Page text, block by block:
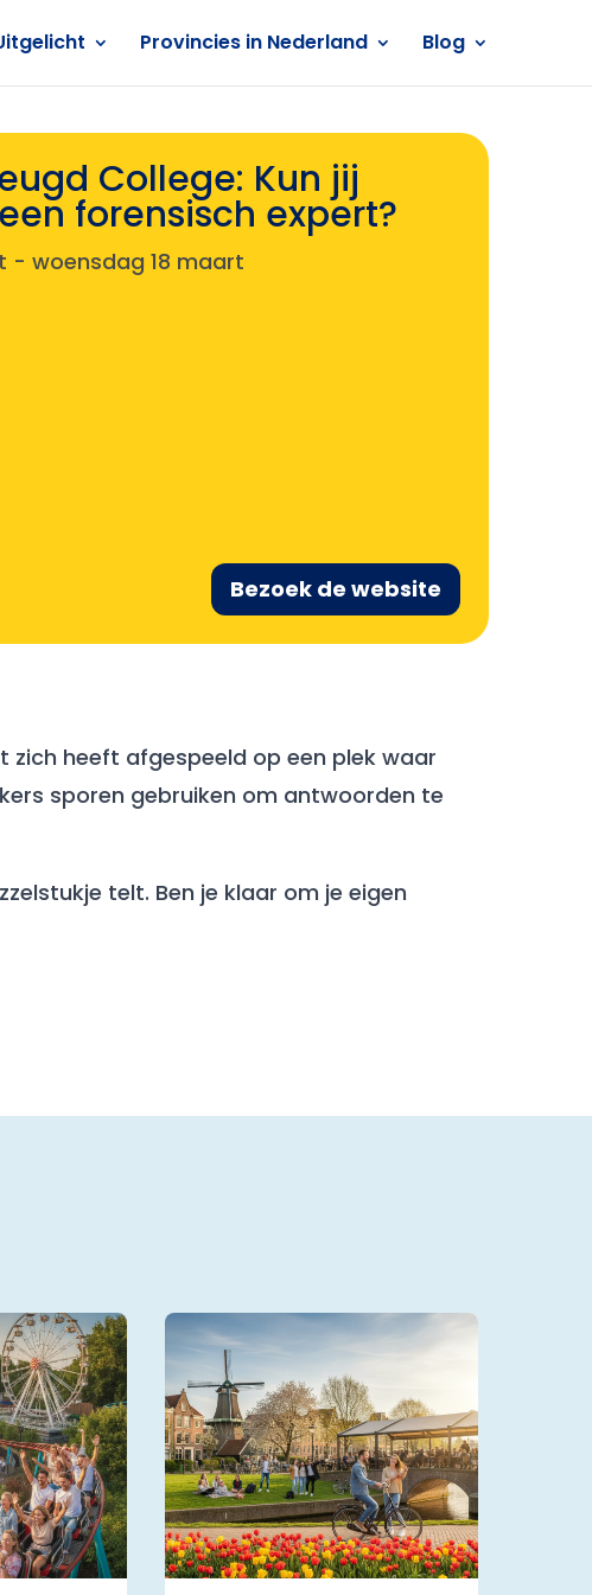
Provincies in Nederland Blog
College: Kun jij
forensisch expert?
- woensdag 18 maart
Bezoek de website
zich heeft afgespeeld op een plek waar
sporen gebruiken om antwoorden te
telt. Ben je klaar om je eigen